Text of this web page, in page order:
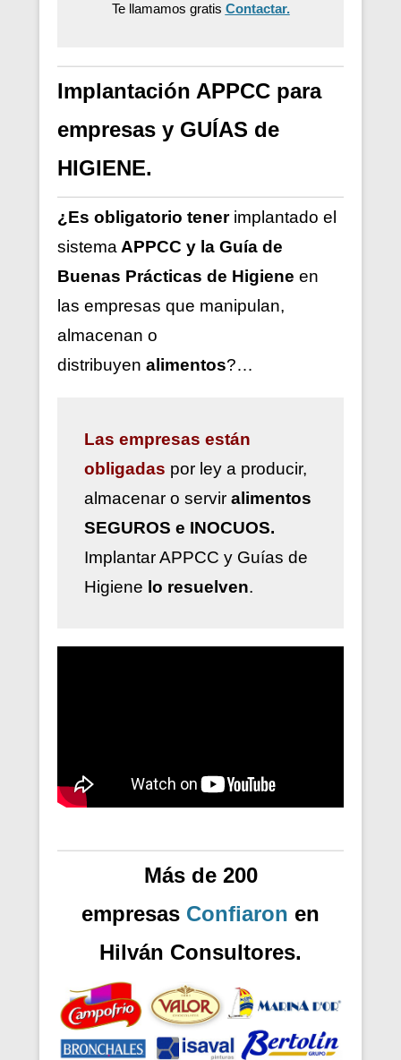
Te llamamos gratis Contactar.
Implantación APPCC para
empresas y GUÍAS de
HIGIENE.
¿Es obligatorio tener implantado el
sistema APPCC y la Guía de
Buenas Prácticas de Higiene en
las empresas que manipulan,
almacenan o
distribuyen alimentos?…
Las empresas están
obligadas por ley a producir,
almacenar o servir alimentos
SEGUROS e INOCUOS.
ImplantarAPPCC y Guías de
Higiene lo resuelven.
Más de 200
empresas Confiaron en
Hilván Consultores.